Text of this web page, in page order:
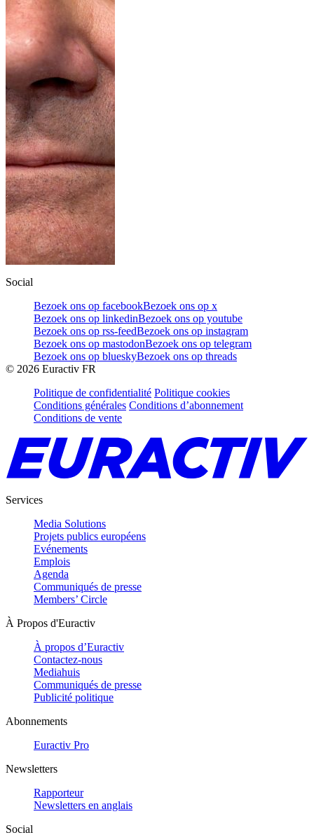
Social
Bezoek ons op facebookBezoek ons op x
Bezoek ons op linkedinBezoek ons op youtube
Bezoek ons op rss-feedBezoek ons op instagram
Bezoek ons op mastodonBezoek ons op telegram
Bezoek ons op blueskyBezoek ons op threads
© 2026 Euractiv FR
Politique de confidentialité Politique cookies
Conditions générales Conditions d’abonnement
Conditions de vente
Services
Media Solutions
Projets publics européens
Evénements
Emplois
Agenda
Communiqués de presse
Members’ Circle
À Propos d'Euractiv
À propos d’Euractiv
Contactez-nous
Mediahuis
Communiqués de presse
Publicité politique
Abonnements
Euractiv Pro
Newsletters
Rapporteur
Newsletters en anglais
Social